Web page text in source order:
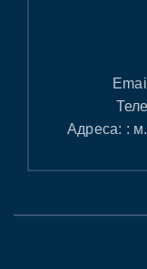
Адреса: :